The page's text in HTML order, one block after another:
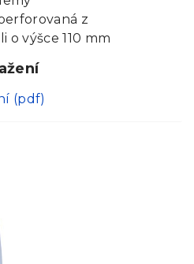
z
o výšce 110 mm
(pdf)